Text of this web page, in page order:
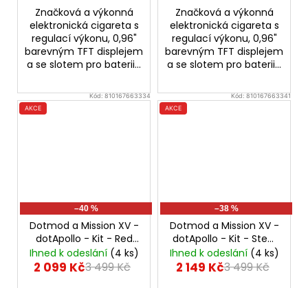
Značková a výkonná
elektronická cigareta s
regulací výkonu, 0,96"
barevným TFT displejem
a se slotem pro baterii...
Značková a výkonná
elektronická cigareta s
regulací výkonu, 0,96"
barevným TFT displejem
a se slotem pro baterii...
Kód:810167663334
AKCE
–40 %
Dotmod a Mission XV -
dotApollo - Kit - Red
80W
Ihned k odeslání (4 ks)
2 099 Kč3 499 Kč
Kód:810167663341
AKCE
–38 %
Dotmod a Mission XV -
dotApollo - Kit - Steel
Blue80W
Ihned k odeslání (4 ks)
2 149 Kč3 499 Kč